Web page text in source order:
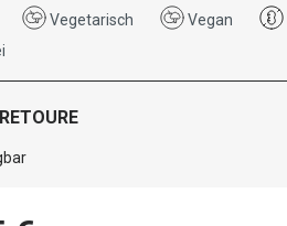
Vegetarisch Vegan